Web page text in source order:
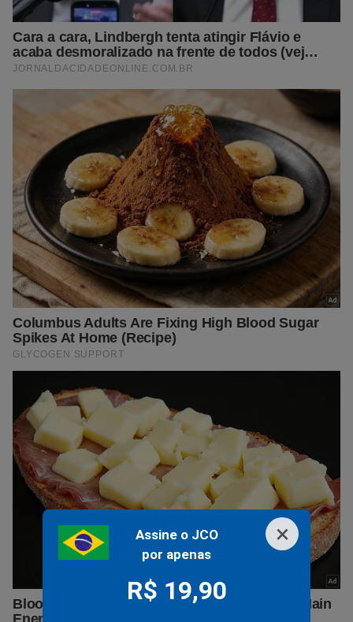
×
Assine o JCO
por apenas
R$ 19,90